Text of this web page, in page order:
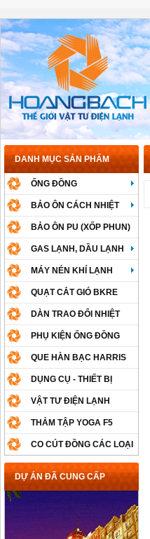
DANH MỤC SẢN PHẨM
ỐNG ĐỒNG
BẢO ÔN CÁCH NHIỆT
BẢO ÔN PU (XỐP PHUN)
GAS LẠNH, DẦU LẠNH
MÁY NÉN KHÍ LẠNH
QUẠT CẮT GIÓ BKRE
DÀN TRAO ĐỔI NHIỆT
PHỤ KIỆN ỐNG ĐỒNG
QUE HÀN BẠC HARRIS
DỤNG CỤ - THIẾT BỊ
VẬT TƯ ĐIỆN LẠNH
THẢM TẬP YOGA F5
CO CÚT ĐỒNG CÁC LOẠI
DỰ ÁN ĐÃ CUNG CẤP